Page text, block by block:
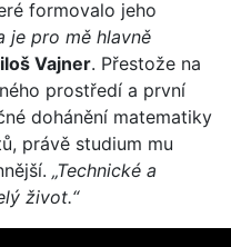
formovalo jeho
je pro mě hlavně
Vajner. Přestože na
prostředí a první
dohánění matematiky
právě studium mu
„Technické a
život.“